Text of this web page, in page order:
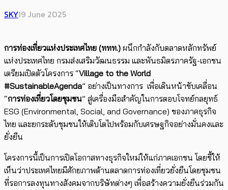
SKY19 June 2025
การท่องเที่ยวแห่งประเทศไทย (ททท.) ผนึกกำลังกับตลาดหลักทรัพย์
แห่งประเทศไทย กรมส่งเสริมวัฒนธรรม และพันธมิตรภาครัฐ-เอกชน
เตรียมเปิดตัวโครงการ “Village to the World
#SustainableAgenda” อย่างเป็นทางการ เพื่อเดินหน้าขับเคลื่อน
“การท่องเที่ยวโดยชุมชน” สู่เครื่องมือสำคัญในการตอบโจทย์กลยุทธ์
ESG (Environmental, Social, and Governance) ของภาคธุรกิจ
ไทย และยกระดับชุมชนให้เติบโตไปพร้อมกับเศรษฐกิจอย่างมั่นคงและ
ยั่งยืน
โครงการนี้เป็นการเปิดโอกาสทางธุรกิจใหม่ให้แก่ภาคเอกชน โดยชี้ให้
เห็นว่าประเทศไทยมีศักยภาพด้านตลาดการท่องเที่ยวยั่งยืนโดยชุมชน
ที่รอการลงทุนทางสังคมจากบริษัทต่างๆ เพื่อสร้างความยั่งยืนร่วมกัน